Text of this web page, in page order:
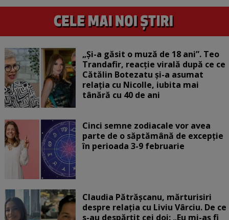
„Și-a găsit o muză de 18 ani”. Teo
Trandafir, reacție virală după ce ce
Cătălin Botezatu și-a asumat
relația cu Nicolle, iubita mai
tânără cu 40 de ani
Cinci semne zodiacale vor avea
parte de o săptămână de excepție
în perioada 3-9 februarie
Claudia Pătrășcanu, mărturisiri
despre relația cu Liviu Vârciu. De ce
s-au despărțit cei doi: „Eu mi-aș fi